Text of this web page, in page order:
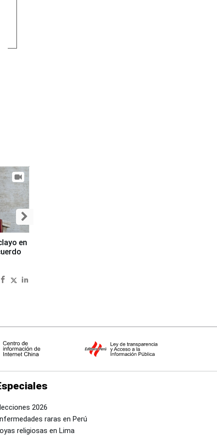
en
2026
raras en Perú
religiosas en Lima